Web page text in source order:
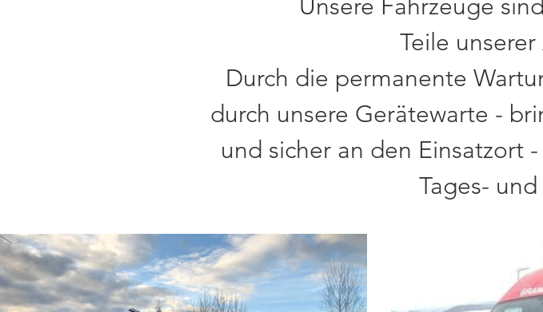
Unsere Fahrzeuge
Teile
Durch die permanente
durch unsere Gerätewarte -
und sicher an den Einsatzort
Tages-